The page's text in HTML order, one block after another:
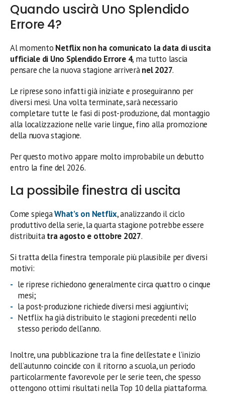
Quando uscirà Uno Splendido
Errore 4?
Al momento Netflix non ha comunicato la data di uscita
ufficiale di Uno Splendido Errore 4, ma tutto lascia
pensare che la nuova stagione arriverànel 2027.
Le riprese sono infatti già iniziate e proseguiranno per
diversi mesi. Una volta terminate, sarà necessario
completare tutte le fasi di post-produzione, dal montaggio
alla localizzazione nelle varie lingue, fino alla promozione
della nuova stagione.
Per questo motivo appare molto improbabile un debutto
entro la fine del 2026.
La possibile finestra di uscita
Come spiegaWhat’s on Netflix, analizzando il ciclo
produttivo della serie, la quarta stagione potrebbe essere
distribuitatra agosto e ottobre 2027.
Si tratta della finestra temporale più plausibile per diversi
motivi:
le riprese richiedono generalmente circa quattro o cinque
mesi;
la post-produzione richiede diversi mesi aggiuntivi;
Netflix ha già distribuito le stagioni precedenti nello
stesso periodo dell’anno.
Inoltre, una pubblicazione tra la fine dell’estate e l’inizio
dell’autunno coincide con il ritorno a scuola, un periodo
particolarmente favorevole per le serie teen, che spesso
ottengono ottimi risultati nella Top 10 della piattaforma.